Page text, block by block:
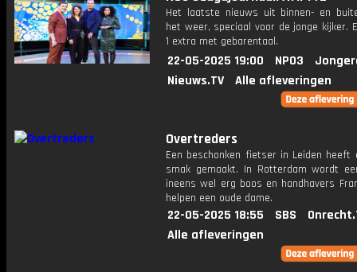
Het laatste nieuws uit binnen- en
het weer, speciaal voor de jonge kijker.
1 extra met gebarentaal.
22-05-2025 19:00 NPO3
Nieuws.TV
Alle afleveringen
Overtreders
Een beschonken fietser in Leiden heeft
smak gemaakt. In Rotterdam wordt
ineens wel erg boos en handhavers
helpen een oude dame.
22-05-2025 18:55 SBS
Alle afleveringen